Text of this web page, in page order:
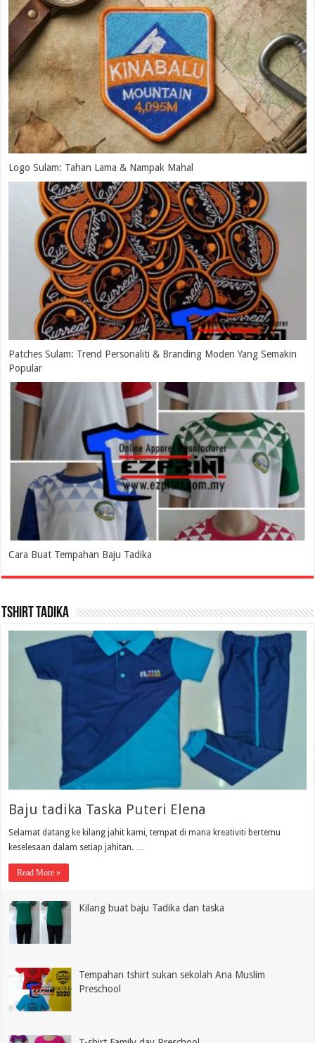
Logo Sulam: Tahan Lama & Nampak Mahal
Patches Sulam: Trend Personaliti & Branding Moden Yang Semakin
Popular
Cara Buat Tempahan Baju Tadika
Tshirt Tadika
Baju tadika Taska Puteri Elena
Selamat datang ke kilang jahit kami, tempat di mana kreativiti bertemu
keselesaan dalam setiap jahitan. …
Read More »
Kilang buat baju Tadika dan taska
Tempahan tshirt sukan sekolah Ana Muslim
Preschool